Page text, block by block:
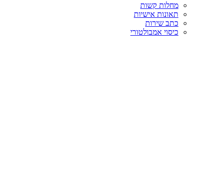
מחלות קשות
תאונות אישיות
כתב שירות
כיסוי אמבולטורי